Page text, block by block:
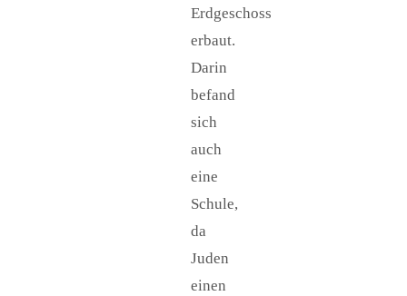
Erdgeschoss
erbaut.
Darin
befand
sich
auch
eine
Schule,
da
Juden
einen